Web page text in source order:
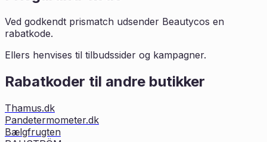
Ved godkendt prismatch udsender Beautycos en
rabatkode.
Ellers henvises til tilbudssider og kampagner.
Rabatkoder til andre butikker
Thamus.dk
Pandetermometer.dk
Bælgfrugten